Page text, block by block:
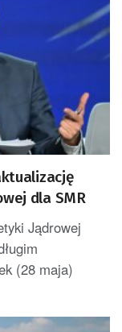
dla SMR
Jądrowej
(28 maja)